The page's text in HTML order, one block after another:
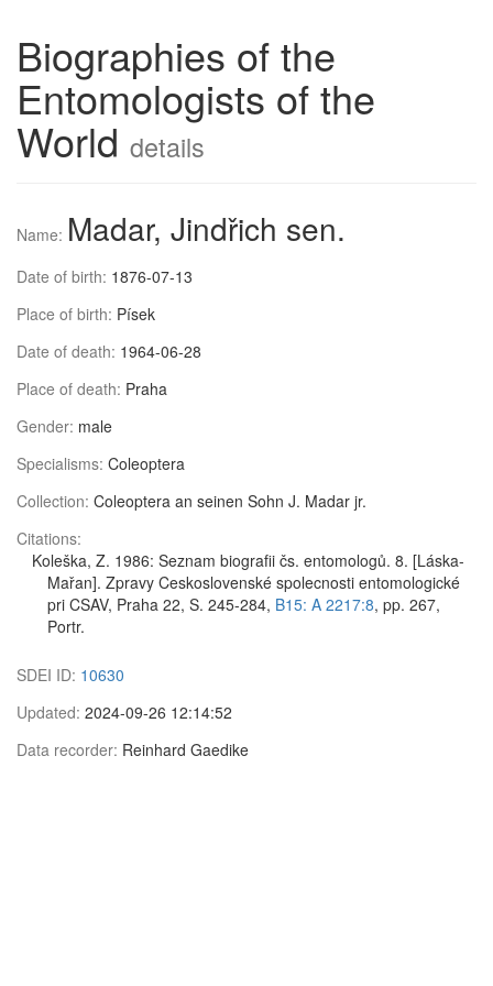
Biographies of the
Entomologists of the
World details
Name: Madar, Jindřich sen.
Date of birth: 1876-07-13
Place of birth: Písek
Date of death: 1964-06-28
Place of death: Praha
Gender: male
Specialisms: Coleoptera
Collection: Coleoptera an seinen Sohn J. Madar jr.
Citations:
Koleška, Z. 1986: Seznam biografii čs. entomologů. 8. [Láska-
Mařan]. Zpravy Ceskoslovenské spolecnosti entomologické
pri CSAV, Praha 22, S. 245-284, B15: A 2217:8, pp. 267,
Portr.
SDEI ID: 10630
Updated: 2024-09-26 12:14:52
Data recorder: Reinhard Gaedike